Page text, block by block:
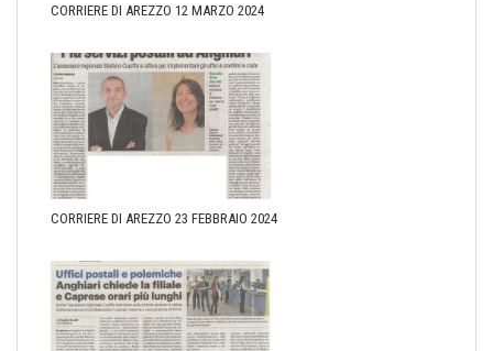
CORRIERE DI AREZZO 12 MARZO 2024
CORRIERE DI AREZZO 23 FEBBRAIO 2024